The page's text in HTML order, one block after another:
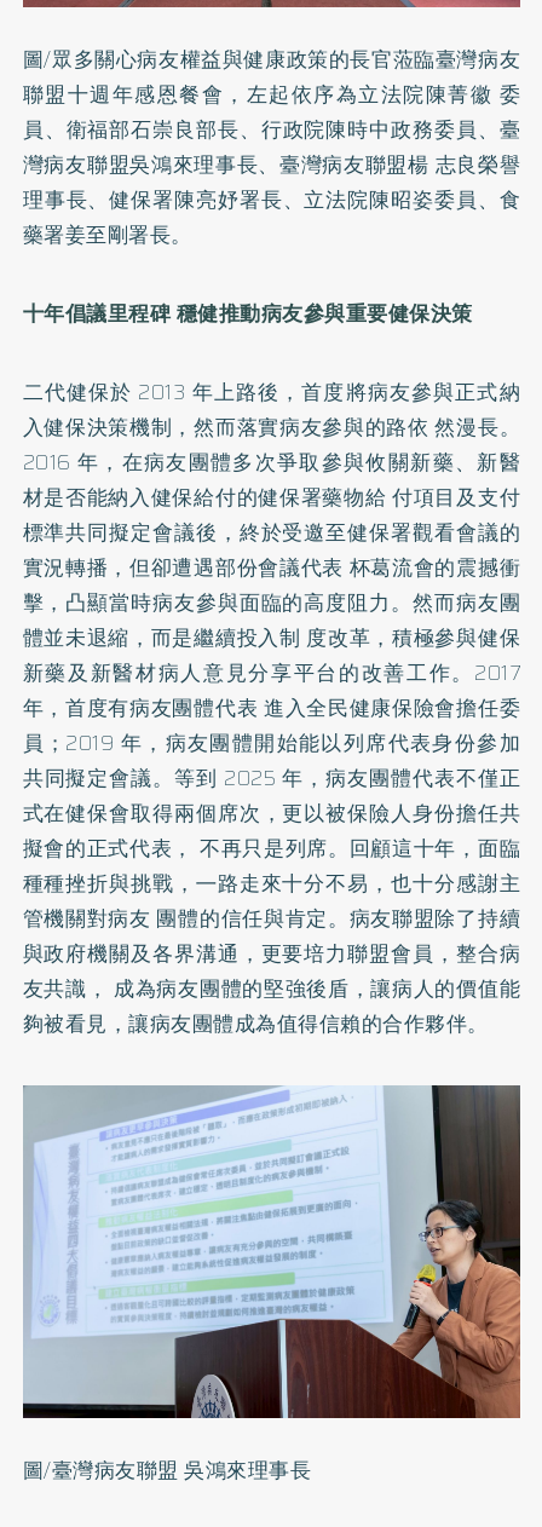
圖/眾多關心病友權益與健康政策的⾧官蒞臨臺灣病友
聯盟十週年感恩餐會，左起依序為立法院陳菁徽 委
員、衛福部石崇良部⾧、行政院陳時中政務委員、臺
灣病友聯盟吳鴻來理事⾧、臺灣病友聯盟楊 志良榮譽
理事⾧、健保署陳亮妤署⾧、立法院陳昭姿委員、食
藥署姜至剛署⾧。
十年倡議里程碑 穩健推動病友參與重要健保決策
二代健保於 2013 年上路後，首度將病友參與正式納
入健保決策機制，然而落實病友參與的路依 然漫⾧。
2016 年，在病友團體多次爭取參與攸關新藥、新醫
材是否能納入健保給付的健保署藥物給 付項目及支付
標準共同擬定會議後，終於受邀至健保署觀看會議的
實況轉播，但卻遭遇部份會議代表 杯葛流會的震撼衝
擊，凸顯當時病友參與面臨的高度阻力。然而病友團
體並未退縮，而是繼續投入制 度改革，積極參與健保
新藥及新醫材病人意見分享平台的改善工作。2017
年，首度有病友團體代表 進入全民健康保險會擔任委
員；2019 年，病友團體開始能以列席代表身份參加
共同擬定會議。等到 2025 年，病友團體代表不僅正
式在健保會取得兩個席次，更以被保險人身份擔任共
擬會的正式代表， 不再只是列席。回顧這十年，面臨
種種挫折與挑戰，㇐路走來十分不易，也十分感謝主
管機關對病友 團體的信任與肯定。病友聯盟除了持續
與政府機關及各界溝通，更要培力聯盟會員，整合病
友共識， 成為病友團體的堅強後盾，讓病人的價值能
夠被看見，讓病友團體成為值得信賴的合作夥伴。
圖/臺灣病友聯盟 吳鴻來理事⾧